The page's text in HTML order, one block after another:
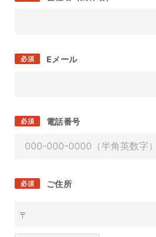
必須 Eメール
必須 電話番号
必須 ご住所
〒